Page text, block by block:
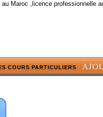
Maroc ,licence professionnelle
COURS PARTICULIERS